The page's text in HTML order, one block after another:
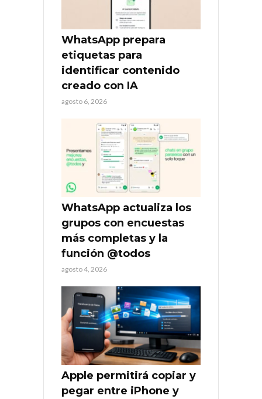
WhatsApp prepara
etiquetas para
identificar contenido
creado con IA
agosto 6, 2026
WhatsApp actualiza los
grupos con encuestas
más completas y la
función @todos
agosto 4, 2026
Apple permitirá copiar y
pegar entre iPhone y